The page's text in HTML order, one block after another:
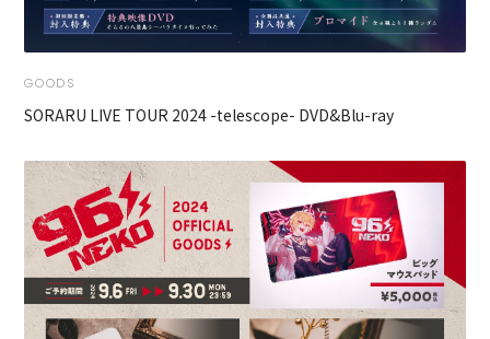
GOODS
SORARU LIVE TOUR 2024 -telescope- DVD&Blu-ray